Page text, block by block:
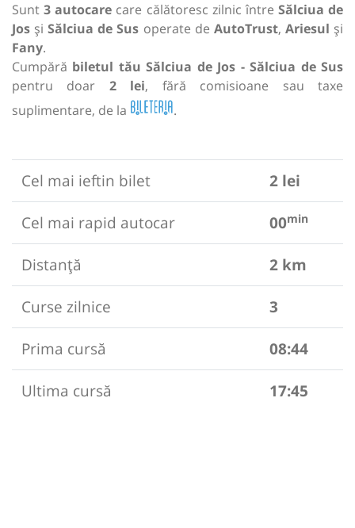
Sunt3 autocare care călătoresc zilnic între Sălciua de
Jos șiSălciua de Sus operate de AutoTrust, Ariesul și
Fany.
Cumpără biletul tău Sălciua de Jos - Sălciua de Sus
pentru doar 2 lei, fără comisioane sau taxe
suplimentare, de la
.
Cel mai ieftin bilet
2 lei
Cel mai rapid autocar
00min
Distanță
2 km
Curse zilnice
3
Prima cursă
08:44
Ultima cursă
17:45